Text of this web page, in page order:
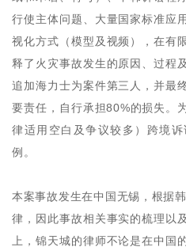
行使主体问题、大量国家标准应
视化方式（模型及视频），在有
释了火灾事故发生的原因、过程
追加海力士为案件第三人，并最
要责任，自行承担80%的损失。
律适用空白及争议较多）跨境
例。
本案事故发生在中国无锡，根据
律，因此事故相关事实的梳理以
上，锦天城的律师不论是在中国